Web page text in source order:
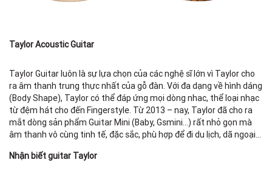
Taylor Acoustic Guitar
Taylor Guitar luôn là sự lựa chọn của các nghệ sĩ lớn vì Taylor cho
ra âm thanh trung thực nhất của gỗ đàn. Với đa dạng về hình dáng
(Body Shape), Taylor có thể đáp ứng mọi dòng nhac, thể loại nhạc
từ đệm hát cho đến Fingerstyle. Từ 2013 – nay, Taylor đã cho ra
mắt dòng sản phẩm Guitar Mini (Baby, Gsmini…) rất nhỏ gọn mà
âm thanh vô cùng tinh tế, đặc sắc, phù hợp để đi du lịch, dã ngoại…
Nhận biết guitar Taylor